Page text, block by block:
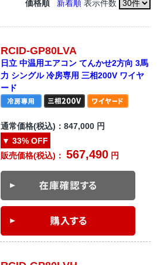
価格順
新着順表示件数
RCID-GP80LVA
日立 中温用エアコン てんかせ2方向 3馬
力 シングル 冷房専用 三相200V ワイヤ
ード
通常価格(税込)：847,000 円
▼ 33% OFF
販売価格(税込)：567,490 円